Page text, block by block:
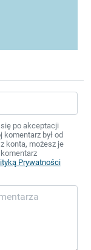
po akceptacji
komentarz był od
konta, możesz je
Prywatności